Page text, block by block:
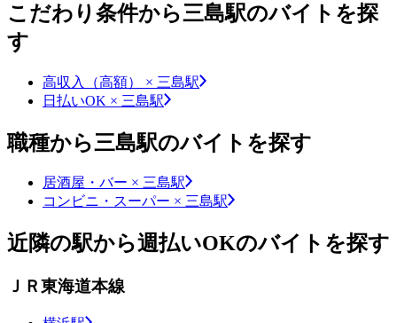
こだわり条件から三島駅のバイトを探
す
高収入（高額） × 三島駅
日払いOK × 三島駅
職種から三島駅のバイトを探す
居酒屋・バー × 三島駅
コンビニ・スーパー × 三島駅
近隣の駅から週払いOKのバイトを探す
ＪＲ東海道本線